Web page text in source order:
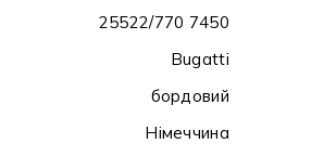
25522/770 7450
Bugatti
бордовий
Німеччина